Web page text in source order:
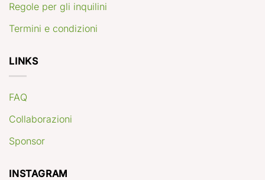
Regole per gli inquilini
Termini e condizioni
LINKS
FAQ
Collaborazioni
Sponsor
INSTAGRAM